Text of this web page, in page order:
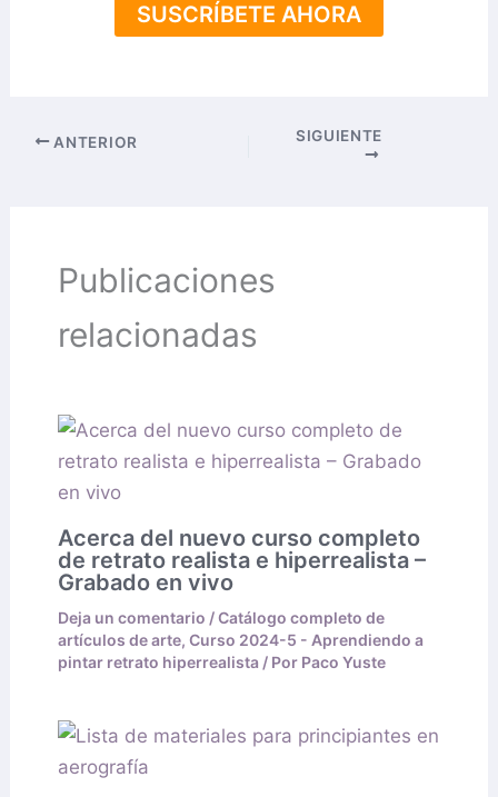
SUSCRÍBETE AHORA
ANTERIOR SIGUIENTE
Publicaciones
relacionadas
Acerca del nuevo curso completo
de retrato realista e hiperrealista –
Grabado en vivo
Deja un comentario /Catálogo completo de
artículos de arte, Curso 2024-5 - Aprendiendo a
pintar retrato hiperrealista / Por Paco Yuste